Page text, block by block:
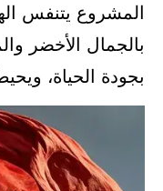
المشروع يتنفس
بالجمال الأخضر
بجودة الحياة،